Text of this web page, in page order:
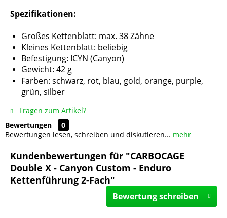
Spezifikationen:
Großes Kettenblatt: max. 38 Zähne
Kleines Kettenblatt: beliebig
Befestigung: ICYN (Canyon)
Gewicht: 42 g
Farben: schwarz, rot, blau, gold, orange, purple,
grün, silber
Fragen zum Artikel?
Bewertungen
0
Bewertungen lesen, schreiben und diskutieren... mehr
Kundenbewertungen für "CARBOCAGE
Double X - Canyon Custom - Enduro
Kettenführung 2-Fach"
Bewertung schreiben